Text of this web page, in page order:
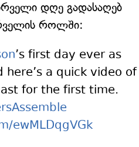
დღე გადასაღებ
როლში:
’s first day ever as
a quick video of
for the first time.
ewMLDqgVGk